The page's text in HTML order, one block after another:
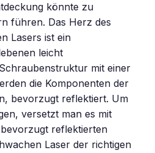
könnte zu
führen. Das Herz des
Lasers ist ein
leicht
mit einer
die Komponenten der
bevorzugt reflektiert. Um
versetzt man es mit
reflektierten
Laser der richtigen